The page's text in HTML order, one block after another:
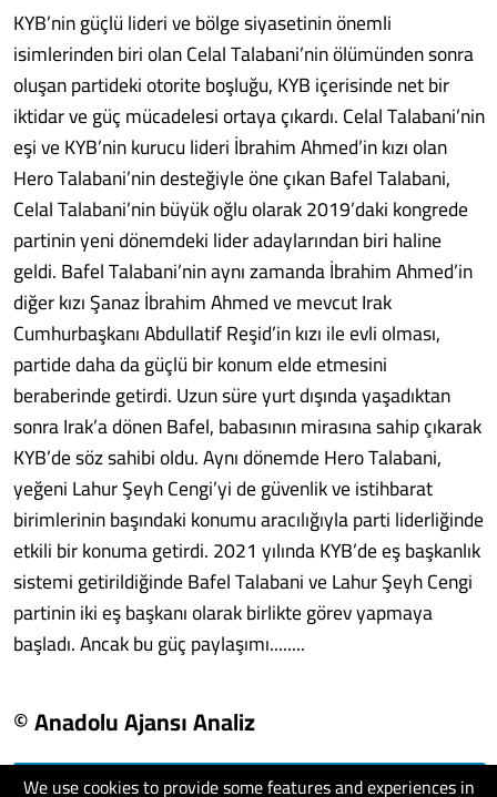
We use cookies to provide some features and experiences in
KYB’nin güçlü lideri ve bölge siyasetinin önemli
isimlerinden biri olan Celal Talabani’nin ölümünden sonra
oluşan partideki otorite boşluğu, KYB içerisinde net bir
iktidar ve güç mücadelesi ortaya çıkardı. Celal Talabani’nin
eşi ve KYB’nin kurucu lideri İbrahim Ahmed’in kızı olan
Hero Talabani’nin desteğiyle öne çıkan Bafel Talabani,
Celal Talabani’nin büyük oğlu olarak 2019’daki kongrede
partinin yeni dönemdeki lider adaylarından biri haline
geldi. Bafel Talabani’nin aynı zamanda İbrahim Ahmed’in
diğer kızı Şanaz İbrahim Ahmed ve mevcut Irak
Cumhurbaşkanı Abdullatif Reşid’in kızı ile evli olması,
partide daha da güçlü bir konum elde etmesini
beraberinde getirdi. Uzun süre yurt dışında yaşadıktan
sonra Irak’a dönen Bafel, babasının mirasına sahip çıkarak
KYB’de söz sahibi oldu. Aynı dönemde Hero Talabani,
yeğeni Lahur Şeyh Cengi’yi de güvenlik ve istihbarat
birimlerinin başındaki konumu aracılığıyla parti liderliğinde
etkili bir konuma getirdi. 2021 yılında KYB’de eş başkanlık
sistemi getirildiğinde Bafel Talabani ve Lahur Şeyh Cengi
partinin iki eş başkanı olarak birlikte görev yapmaya
başladı. Ancak bu güç paylaşımı........
© Anadolu Ajansı Analiz